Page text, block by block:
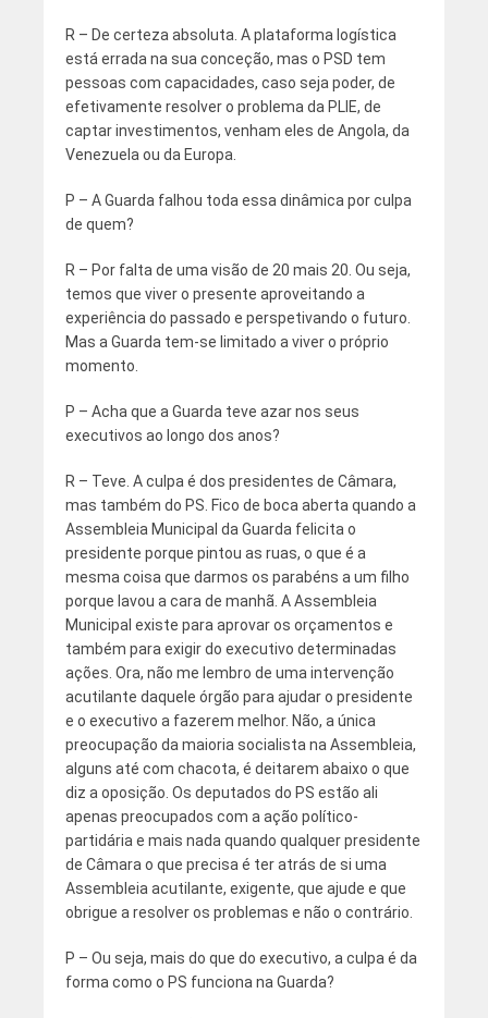
R – De certeza absoluta. A plataforma logística
está errada na sua conceção, mas o PSD tem
pessoas com capacidades, caso seja poder, de
efetivamente resolver o problema da PLIE, de
captar investimentos, venham eles de Angola, da
Venezuela ou da Europa.
P – A Guarda falhou toda essa dinâmica por culpa
de quem?
R – Por falta de uma visão de 20 mais 20. Ou seja,
temos que viver o presente aproveitando a
experiência do passado e perspetivando o futuro.
Mas a Guarda tem-se limitado a viver o próprio
momento.
P – Acha que a Guarda teve azar nos seus
executivos ao longo dos anos?
R – Teve. A culpa é dos presidentes de Câmara,
mas também do PS. Fico de boca aberta quando a
Assembleia Municipal da Guarda felicita o
presidente porque pintou as ruas, o que é a
mesma coisa que darmos os parabéns a um filho
porque lavou a cara de manhã. A Assembleia
Municipal existe para aprovar os orçamentos e
também para exigir do executivo determinadas
ações. Ora, não me lembro de uma intervenção
acutilante daquele órgão para ajudar o presidente
e o executivo a fazerem melhor. Não, a única
preocupação da maioria socialista na Assembleia,
alguns até com chacota, é deitarem abaixo o que
diz a oposição. Os deputados do PS estão ali
apenas preocupados com a ação político-
partidária e mais nada quando qualquer presidente
de Câmara o que precisa é ter atrás de si uma
Assembleia acutilante, exigente, que ajude e que
obrigue a resolver os problemas e não o contrário.
P – Ou seja, mais do que do executivo, a culpa é da
forma como o PS funciona na Guarda?